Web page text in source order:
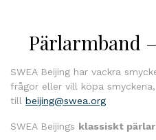
Pärlarmband
SWEA Beijing har vackra
frågor eller vill köpa
till beijing@swea.org
SWEA Beijings klassiskt